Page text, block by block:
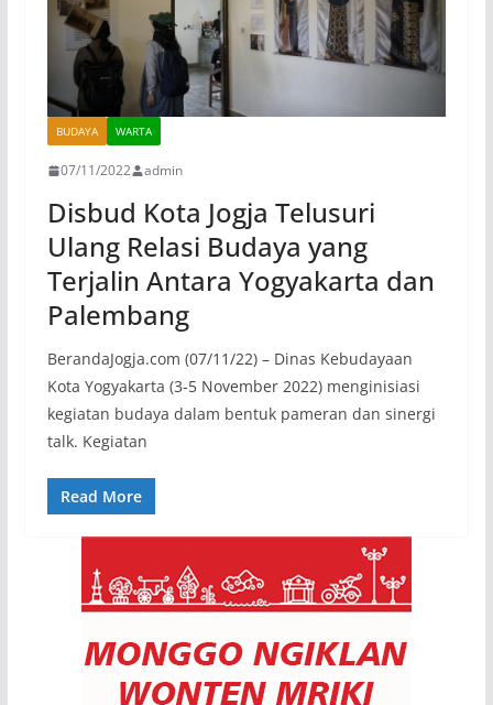
BUDAYA WARTA
07/11/2022 admin
Disbud Kota Jogja Telusuri
Ulang Relasi Budaya yang
Terjalin Antara Yogyakarta dan
Palembang
BerandaJogja.com (07/11/22) – Dinas Kebudayaan
Kota Yogyakarta (3-5 November 2022) menginisiasi
kegiatan budaya dalam bentuk pameran dan sinergi
talk. Kegiatan
Read More